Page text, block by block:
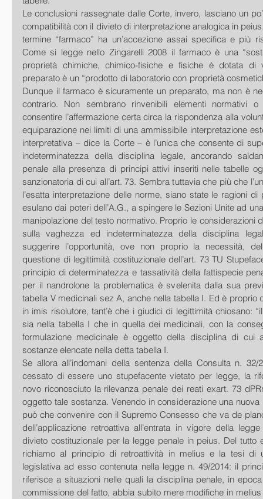
Le conclusioni rassegnate dalle Corte, invero, lasciano un
compatibilità con il divieto di interpretazione analogica in
termine “farmaco” ha un’accezione assai specifica e più
Come si legge nello Zingarelli 2008 il farmaco è una
proprietà chimiche, chimico-fisiche e fisiche è dotata di
preparato è un “prodotto di laboratorio con proprietà
Dunque il farmaco è sicuramente un preparato, ma non è
contrario. Non sembrano rinvenibili elementi normativi
consentire l’affermazione certa circa la rispondenza alla
equiparazione nei limiti di una ammissibile interpretazione
interpretativa – dice la Corte – è l’unica che consente di
indeterminatezza della disciplina legale, ancorando
penale alla presenza di principi attivi inseriti nelle tabelle
sanzionatoria di cui all’art. 73. Sembra tuttavia che più che
l’esatta interpretazione delle norme, siano state le ragioni
esulano dai poteri dell’A.G., a spingere le Sezioni Unite ad
manipolazione del testo normativo. Proprio le considerazioni
sulla vaghezza ed indeterminatezza della disciplina
suggerire l’opportunità, ove non proprio la necessità,
questione di legittimità costituzionale dell’art. 73 TU
principio di determinatezza e tassatività della fattispecie
per il nandrolone la problematica è svelenita dalla sua
tabella V medicinali sez A, anche nella tabella I. Ed è proprio
in imis risolutore, tant’è che i giudici di legittimità chiosano:
sia nella tabella I che in quella dei medicinali, con la
formulazione medicinale è oggetto della disciplina di cui
sostanze elencate nella detta tabella I.
Se allora all’indomani della sentenza della Consulta n. 32/
cessato di essere uno stupefacente vietato per legge, la
novo riconosciuto la rilevanza penale dei reati exart. 73
oggetto tale sostanza. Venendo in considerazione una
può che convenire con il Supremo Consesso che va de
dell’applicazione retroattiva all’entrata in vigore della
divieto costituzionale per la legge penale in peius. Del tutto
richiamo al principio di retroattività in melius e la tesi di
legislativa ad esso contenuta nella legge n. 49/2014: il
riferisce a situazioni nelle quali la disciplina penale, in
commissione del fatto, abbia subito mere modifiche in